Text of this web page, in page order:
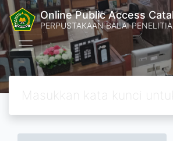
Online Public Access
PERPUSTAKAAN BALAI